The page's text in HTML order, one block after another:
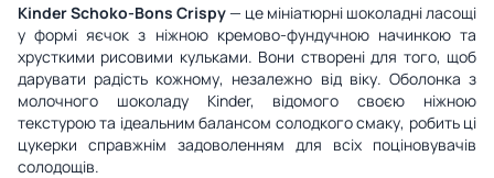
Kinder Schoko-Bons Crispy— це мініатюрні шоколадні ласощі
у формі яєчок з ніжною кремово-фундучною начинкою та
хрусткими рисовими кульками. Вони створені для того, щоб
дарувати радість кожному, незалежно від віку. Оболонка з
молочного шоколаду Kinder, відомого своєю ніжною
текстурою та ідеальним балансом солодкого смаку, робить ці
цукерки справжнім задоволенням для всіх поціновувачів
солодощів.